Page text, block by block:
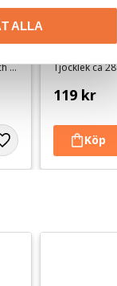
ALLA
För desinfektion av saxar, skär, trimverktyg och hårda ytor. Vattenbaserad och svensktillverkad
Vetbed
Tjocklek ca
119 kr